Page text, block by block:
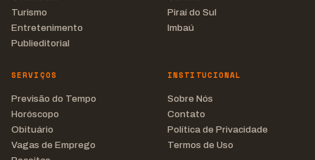
Turismo
Entretenimento
Publieditorial
Piraí do Sul
Imbaú
SERVIÇOS
Previsão do Tempo
Horóscopo
Obituário
Vagas de Emprego
INSTITUCIONAL
Sobre Nós
Contato
Política de Privacidade
Termos de Uso